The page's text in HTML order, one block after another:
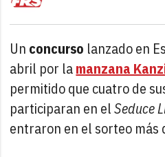
Un concurso lanzado en
abril por lamanzana
permitido que cuatro de
participaran en elSeduce
entraron en el sorteo más